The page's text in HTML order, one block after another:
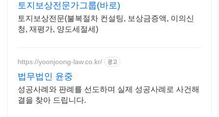
토지보상전문가그룹(바로)
토지보상전문(불복절차 컨설팅, 보상금증액, 이의신
청, 재평가, 양도세절세)
https://yoonjoong-law.co.kr/ 광고
법무법인 윤중
성공사례와 판례를 선도하며 실제 성공사례로 사건해
결을 찾아 드립니다.